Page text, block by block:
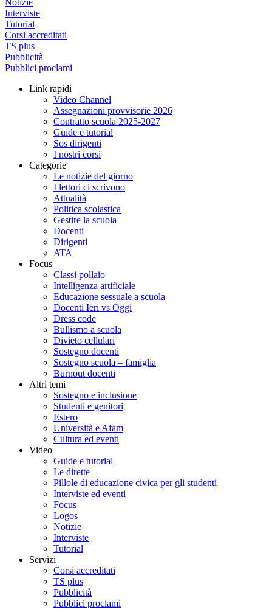
Notizie
Interviste
Tutorial
Corsi accreditati
TS plus
Pubblicità
Pubblici proclami
Link rapidi
Video Channel
Assegnazioni provvisorie 2026
Contratto scuola 2025-2027
Guide e tutorial
Sos dirigenti
I nostri corsi
Categorie
Le notizie del giorno
I lettori ci scrivono
Attualità
Politica scolastica
Gestire la scuola
Docenti
Dirigenti
ATA
Focus
Classi pollaio
Intelligenza artificiale
Educazione sessuale a scuola
Docenti Ieri vs Oggi
Dress code
Bullismo a scuola
Divieto cellulari
Sostegno docenti
Sostegno scuola – famiglia
Burnout docenti
Altri temi
Sostegno e inclusione
Studenti e genitori
Estero
Università e Afam
Cultura ed eventi
Video
Guide e tutorial
Le dirette
Pillole di educazione civica per gli studenti
Interviste ed eventi
Focus
Logos
Notizie
Interviste
Tutorial
Servizi
Corsi accreditati
TS plus
Pubblicità
Pubblici proclami